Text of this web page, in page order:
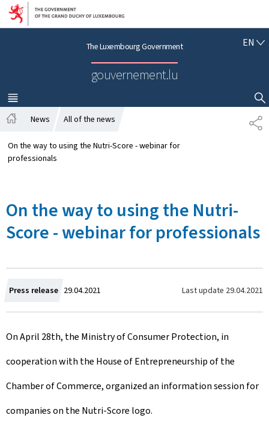
Go to main navigation
Go to content
The Luxembourg Government
gouvernement.lu
EN E
I
S
H
MENU
MAIN
SHOW HIDE SEARCH
S
H
o
m
News All of the news
On the way to using the Nutri-Score - webinar for
professionals
On the way to using the Nutri-
Score - webinar for professionals
Press release C
r
e
a
t
e
29.04.2021 Last update 29.04.2021
On April 28th, the Ministry of Consumer Protection, in
cooperation with the House of Entrepreneurship of the
Chamber of Commerce, organized an information session for
companies on the Nutri-Score logo.